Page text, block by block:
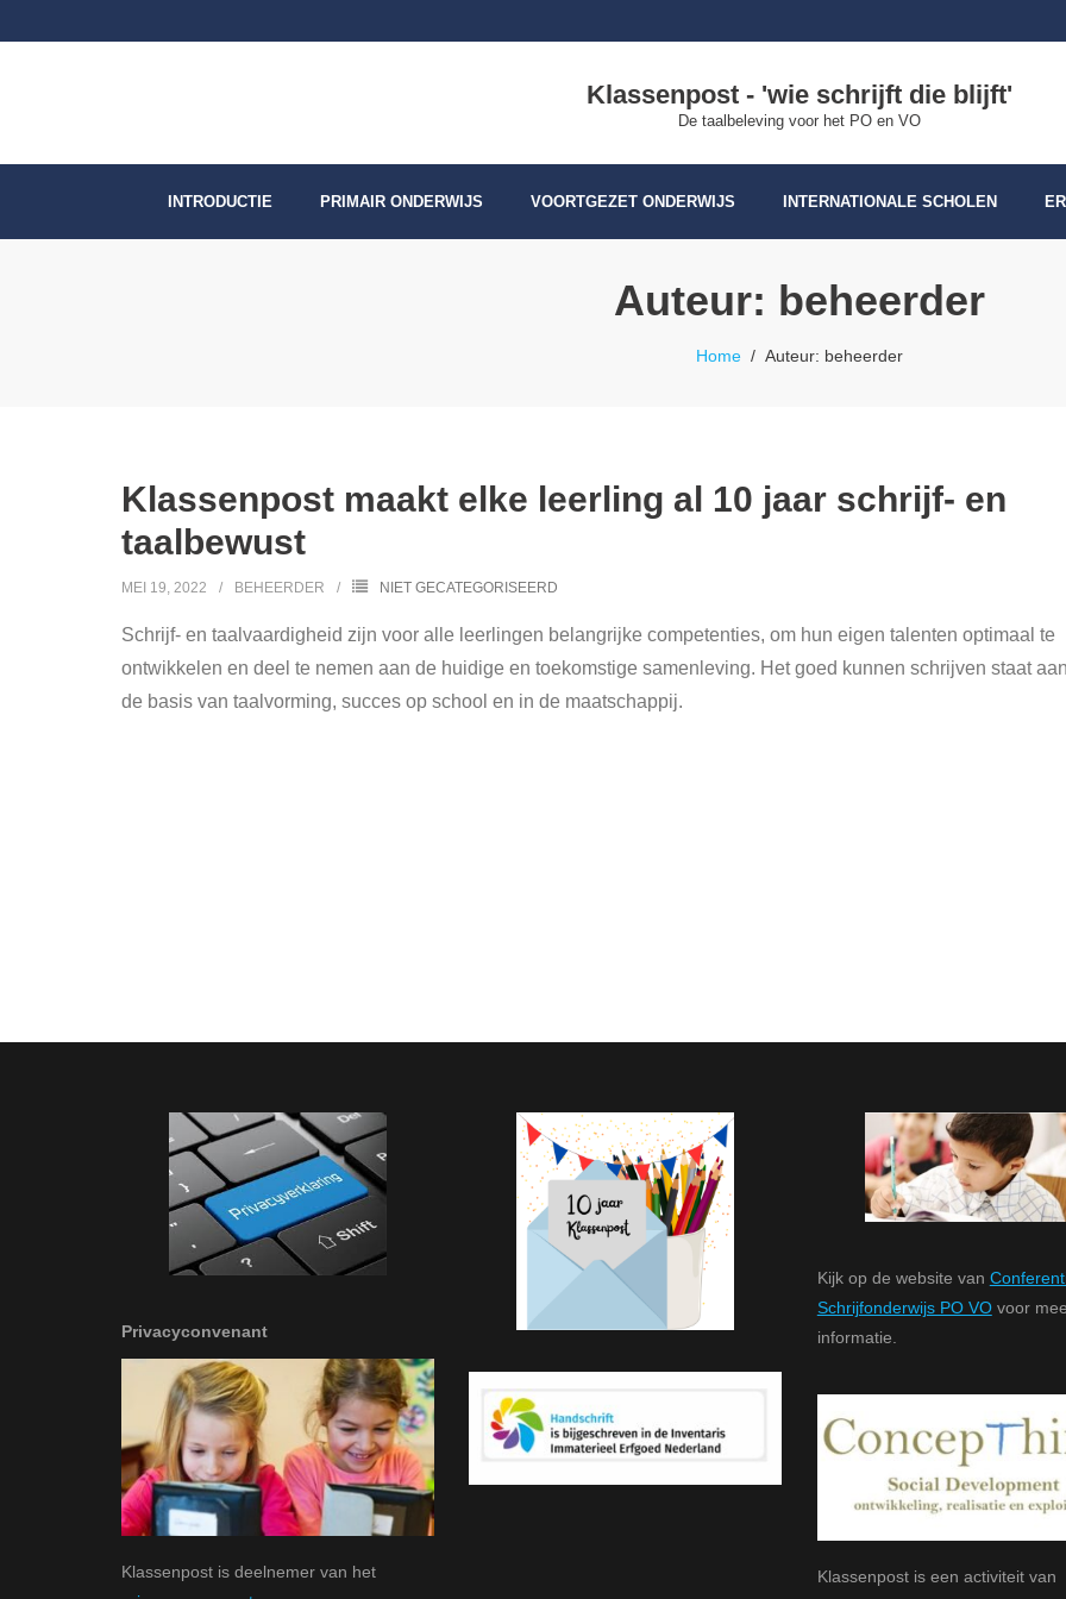
to
Klassenpost - 'wie schrijft die blijft'
De taalbeleving voor het PO en VO
INTRODUCTIE PRIMAIR ONDERWIJS VOORTGEZET ONDERWIJS INTERNATIONALE SCHOLEN
Auteur: beheerder
Home / Auteur: beheerder
Klassenpost maakt elke leerling al 10 jaar schrijf- en
taalbewust
MEI 19, 2022 BEHEERDER NIET GECATEGORISEERD
Schrijf- en taalvaardigheid zijn voor alle leerlingen belangrijke competenties, om hun eigen talenten optimaal te
ontwikkelen en deel te nemen aan de huidige en toekomstige samenleving. Het goed kunnen schrijven staat
de basis van taalvorming, succes op school en in de maatschappij.
Privacyconvenant
Klassenpost is deelnemer van het
Kijk op de website van
Schrijfonderwijs PO VOvoor
informatie.
Klassenpost is een activiteit van